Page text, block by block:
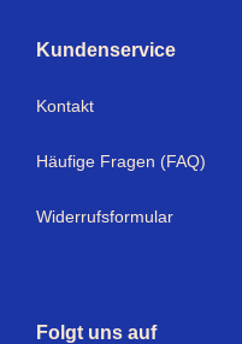
Kundenservice
Kontakt
Häufige Fragen (FAQ)
Widerrufsformular
Folgt uns auf